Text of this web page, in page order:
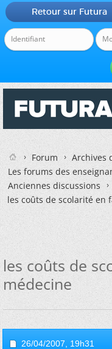
Retour sur Futura
Forum
Archives
Les forums des
Anciennes discussions
les coûts de scolarité en
les coûts de
médecine
26/04/2007, 19h31